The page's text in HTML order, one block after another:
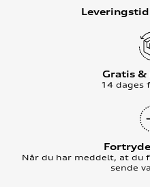
Gratis &
14 dages
Når du har meddelt, at du
sende